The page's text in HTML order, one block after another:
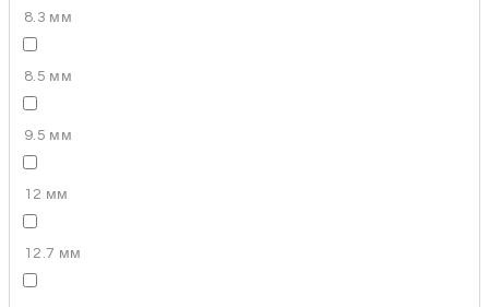
8.3 мм
8.5 мм
9.5 мм
12 мм
12.7 мм